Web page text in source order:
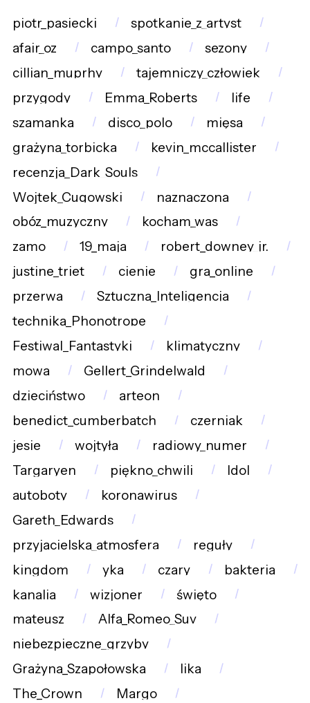
piotr_pasiecki
spotkanie_z_artyst
afair_oz
campo_santo
sezony
cillian_muprhy
tajemniczy_człowiek
przygody
Emma_Roberts
life
szamanka
disco_polo
mięsa
grażyna_torbicka
kevin_mccallister
recenzja_Dark_Souls
Wojtek_Cugowski
naznaczona
obóz_muzyczny
kocham_was
zamo
19_maja
robert_downey_jr.
justine_triet
cienie
gra_online
przerwa
Sztuczna_Inteligencja
technika_Phonotrope
Festiwal_Fantastyki
klimatyczny
mowa
Gellert_Grindelwald
dzieciństwo
arteon
benedict_cumberbatch
czerniak
jesie
wojtyła
radiowy_numer
Targaryen
piękno_chwili
Idol
autoboty
koronawirus
Gareth_Edwards
przyjacielska_atmosfera
reguły
kingdom
yka czary
bakteria
kanalia
wizjoner
święto
mateusz
Alfa_Romeo_Suv
niebezpieczne_grzyby
Grażyna_Szapołowska
lika
The_Crown
Margo